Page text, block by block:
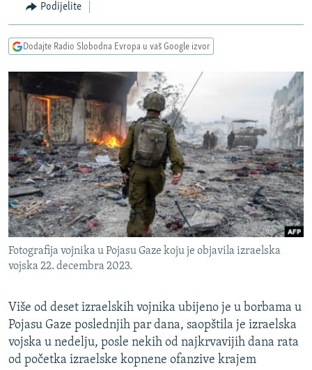
navigaciju
Pređite
na
CRNA GORA
VIDEO
FOTOGALERIJE
INFOGRAFIKE
PODCASTI
RAT U UKRAJINI
KINA NA BALKANU
RSE PRIČE IZ SVIJETA
ISPRIČAJ MI
DNEVNO@RSE
SPECIJALI RSE
VIŠE OD NASLOVA
GENOCID U SREBRENICI
TV LIBERTY
POST SCRIPTUM
MOJA EVROPA
PRATITE NAS
Sve RFE/RL stranice
Podijelite
Dodajte Radio Slobodna Evropa u vaš Google izvor
Fotografija vojnika u Pojasu Gaze koju je objavila izraelska
vojska 22. decembra 2023.
Više od deset izraelskih vojnika ubijeno je u borbama u
Pojasu Gaze poslednjih par dana, saopštila je izraelska
vojska u nedelju, posle nekih od najkrvavijih dana rata
od početka izraelske kopnene ofanzive krajem